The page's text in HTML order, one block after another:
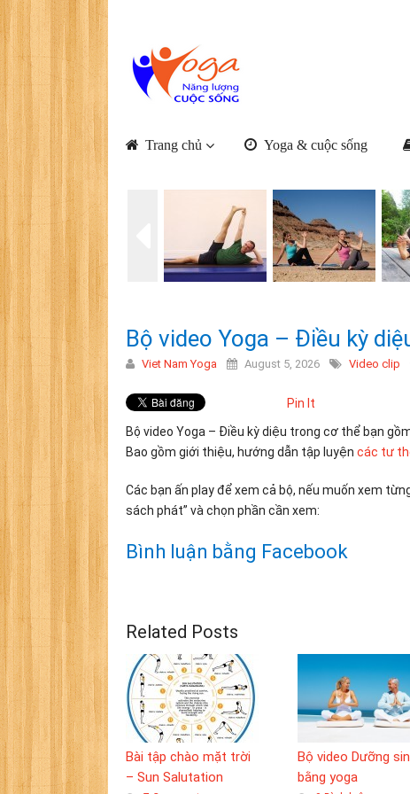
Trang chủ Yoga & cuộc sống
Bộ video Yoga – Điều kỳ
Viet Nam Yoga August 5, 2026 Video clip
Pin It
Bộ video Yoga – Điều kỳ diệu trong cơ thể bạn
Bao gồm giới thiệu, hướng dẫn tập luyện các tư
Các bạn ấn play để xem cả bộ, nếu muốn xem
sách phát” và chọn phần cần xem:
Bình luận bằng Facebook
Related Posts
Bài tập chào mặt trời
– Sun Salutation
Bộ video Dưỡng
bằng yoga